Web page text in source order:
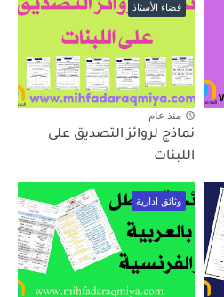
فضاء الأستاذ
منذ عام
نماذج لروائز التصديق على
اللبنات
وثائق ادارية